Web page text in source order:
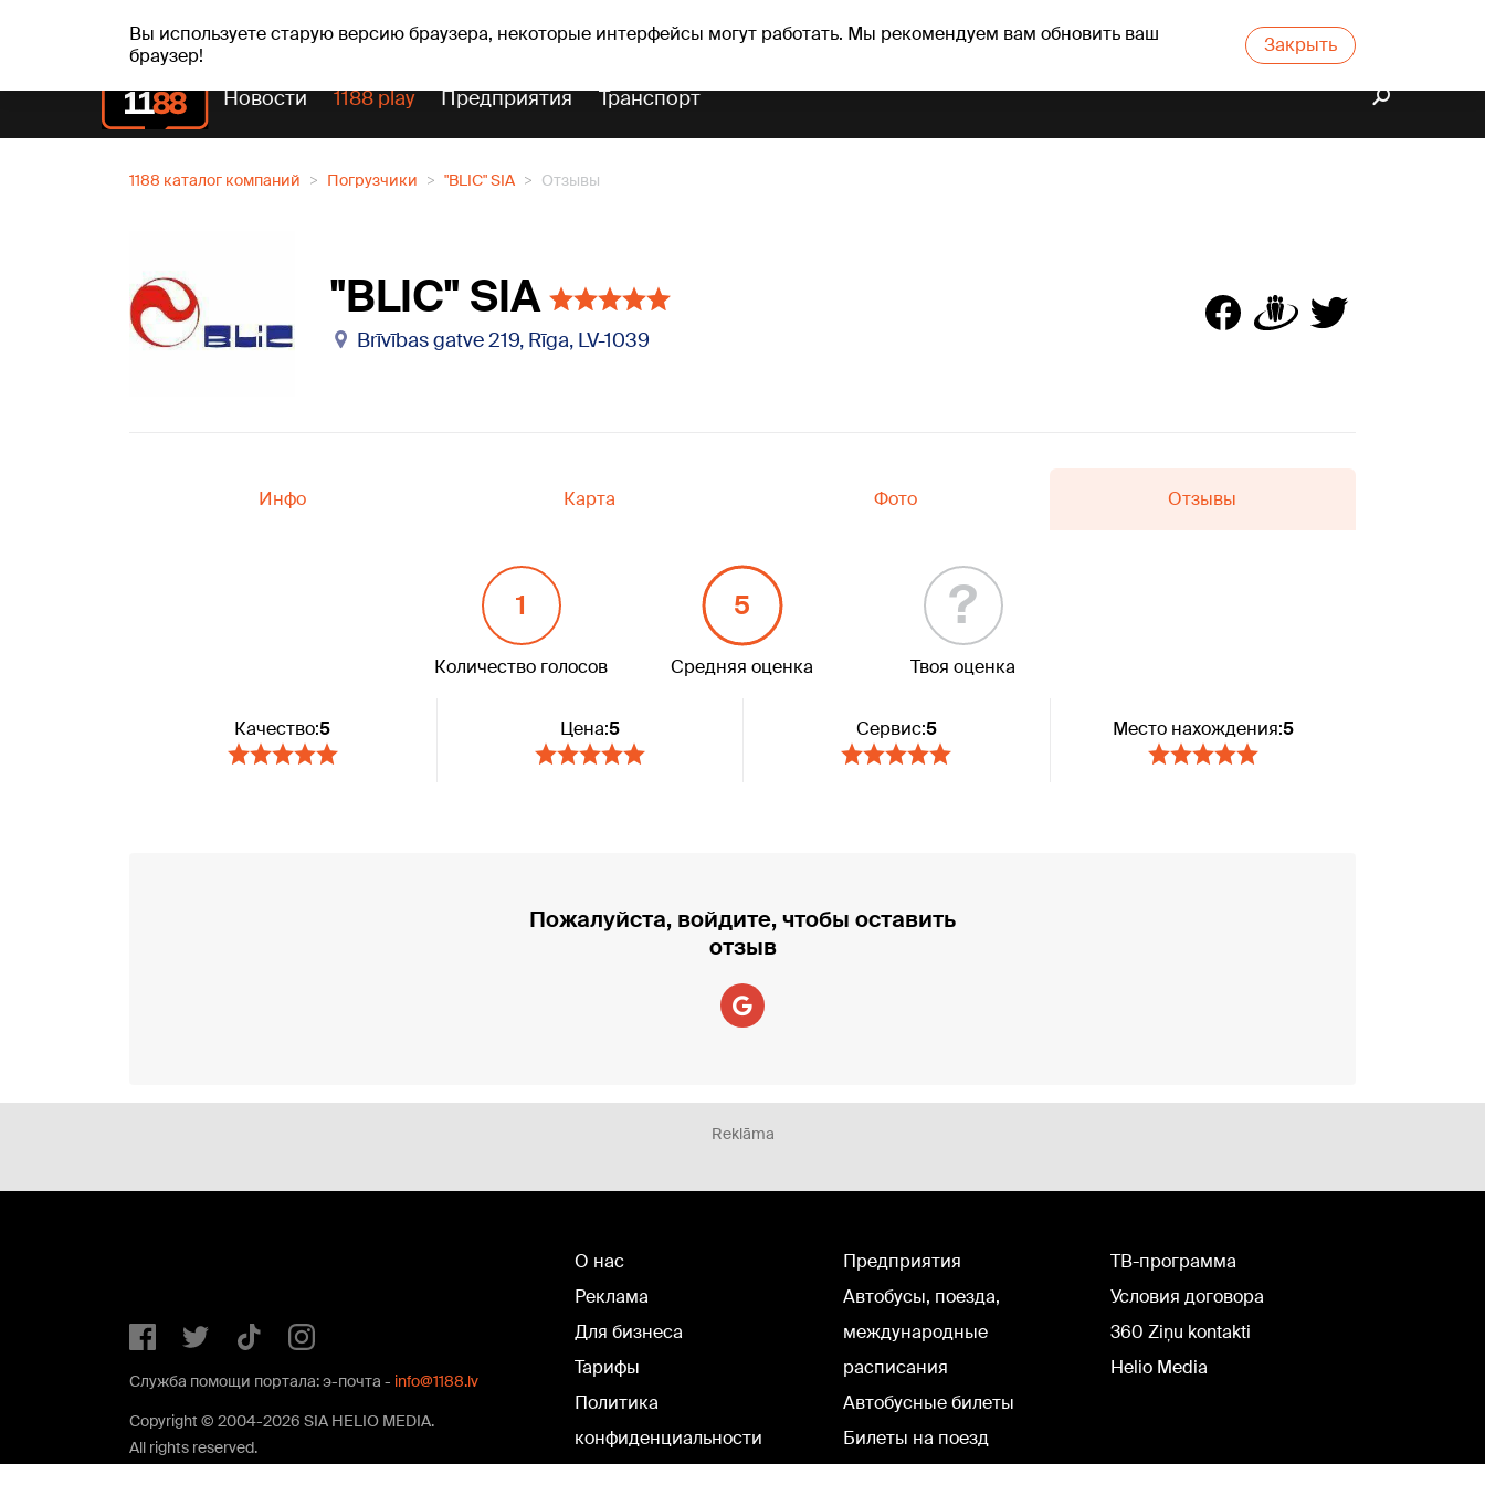
Вы используете старую версию браузера, некоторые интерфейсы могут работать. Мы рекомендуем вам обновить ваш
браузер!
Закрыть
чт, 06.08.2026. +24°C Aisma, Askolds Прогноз погоды Гороскопы
Новости 1188 play Предприятия Транспорт
1188 каталог компаний Погрузчики "BLIC" SIA Отзывы
"BLIC" SIA
Brīvības gatve 219, Rīga, LV-1039
Инфо Карта Фото Отзывы
1
Количество голосов
5
Средняя оценка
?
Твоя оценка
Качество:5 Цена:5 Сервис:5 Место нахождения:5
Пожалуйста, войдите, чтобы оставить
отзыв
Reklāma
Служба помощи портала: э-почта - info@1188.lv
Copyright © 2004-2026 SIA HELIO MEDIA.
All rights reserved.
О нас
Реклама
Для бизнеса
Тарифы
Политика
конфиденциальности
Предприятия
Автобусы, поезда,
международные
расписания
Автобусные билеты
Билеты на поезд
TВ-программа
Условия договора
360 Ziņu kontakti
Helio Media